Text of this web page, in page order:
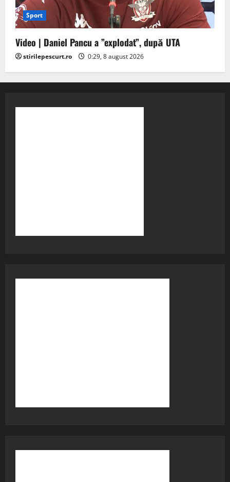
Sport
Video | Daniel Pancu a ”explodat”, după UTA
stirilepescurt.ro 0:29, 8 august 2026